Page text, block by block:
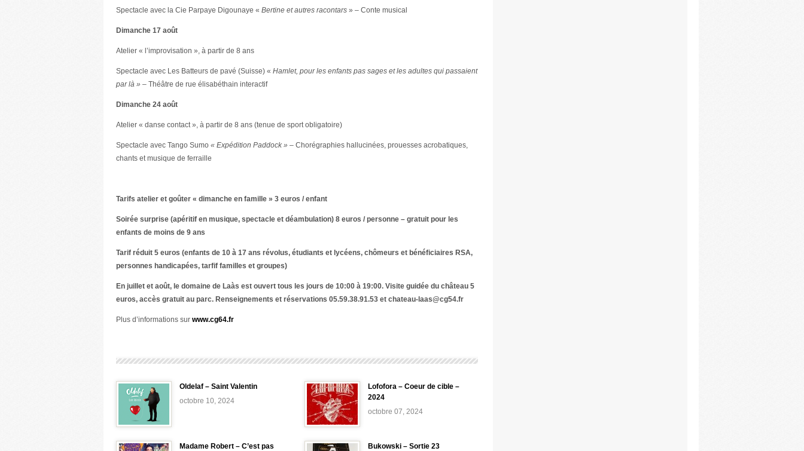
Spectacle avec la Cie Parpaye Digounaye « Bertine et autres racontars » – Conte musical
Dimanche 17 août
Atelier « l’improvisation », à partir de 8 ans
Spectacle avec Les Batteurs de pavé (Suisse) « Hamlet, pour les enfants pas sages et les adultes qui passaient
par là » – Théâtre de rue élisabéthain interactif
Dimanche 24 août
Atelier « danse contact », à partir de 8 ans (tenue de sport obligatoire)
Spectacle avec Tango Sumo « Expédition Paddock » – Chorégraphies hallucinées, prouesses acrobatiques,
chants et musique de ferraille
Tarifs atelier et goûter « dimanche en famille » 3 euros / enfant
Soirée surprise (apéritif en musique, spectacle et déambulation) 8 euros / personne – gratuit pour les
enfants de moins de 9 ans
Tarif réduit 5 euros (enfants de 10 à 17 ans révolus, étudiants et lycéens, chômeurs et bénéficiaires RSA,
personnes handicapées, tarfif familles et groupes)
En juillet et août, le domaine de Laàs est ouvert tous les jours de 10:00 à 19:00. Visite guidée du château 5
euros, accès gratuit au parc. Renseignements et réservations 05.59.38.91.53 et chateau-laas@cg54.fr
Plus d’informations sur www.cg64.fr
Oldelaf – Saint Valentin
octobre 10, 2024
Lofofora – Coeur de cible –
2024
octobre 07, 2024
Madame Robert – C’est pas
Bukowski – Sortie 23